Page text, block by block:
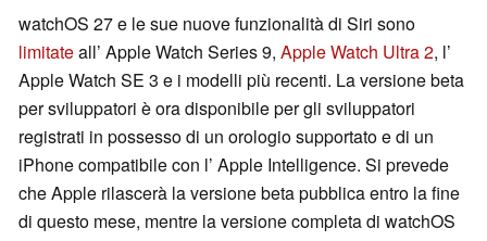
watchOS 27 e le sue nuove funzionalità di Siri sono
limitateall’ Apple Watch Series 9, Apple Watch Ultra 2, l’
Apple Watch SE 3 e i modelli più recenti. La versione beta
per sviluppatori è ora disponibile per gli sviluppatori
registrati in possesso di un orologio supportato e di un
iPhone compatibile con l’ Apple Intelligence. Si prevede
che Apple rilascerà la versione beta pubblica entro la fine
di questo mese, mentre la versione completa di watchOS